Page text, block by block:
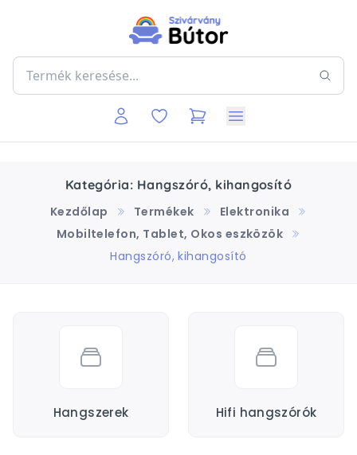
Kategória: Hangszóró, kihangosító
Kezdőlap
Termékek
Elektronika
Mobiltelefon, Tablet, Okos eszközök
Hangszóró, kihangosító
Hangszerek Hifi hangszórók